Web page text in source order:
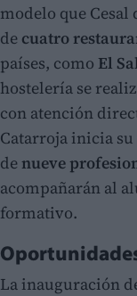
modelo que Cesal
de cuatro
países, como El
hostelería se
con atención
Catarroja inicia
denueve
acompañarán al
formativo.
La inauguración